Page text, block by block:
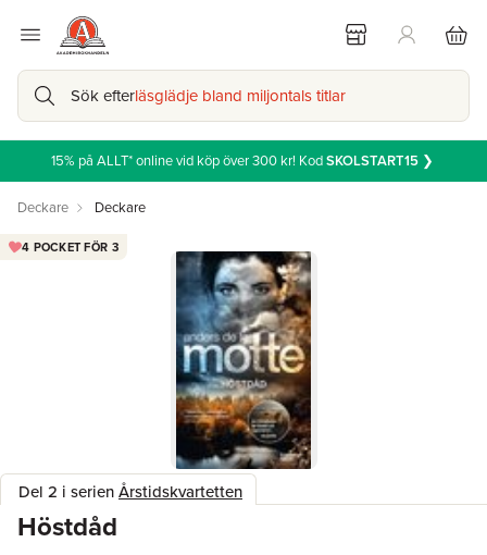
Sök efterläsglädje bland miljontals titlar
15% på ALLT* online vid köp över 300 kr! KodSKOLSTART15❯
Deckare Deckare
Del 2 i serienÅrstidskvartetten
Höstdåd
4 POCKET FÖR 3